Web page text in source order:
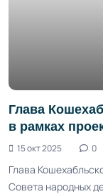
Глава
в рамках
15 окт 2025 0
Глава
Совета народных